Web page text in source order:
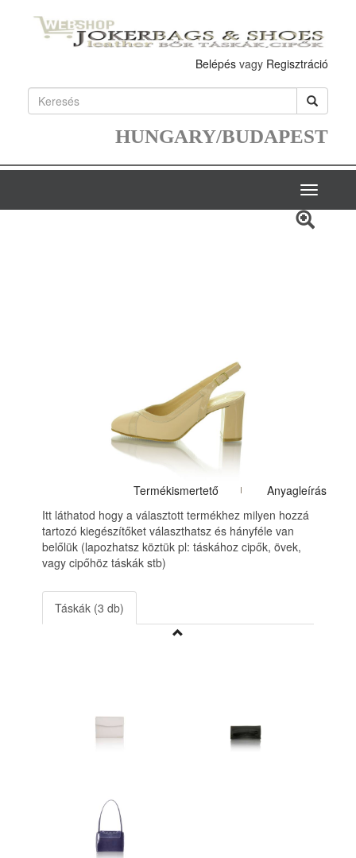
Belépés vagy Regisztráció
HUNGARY/BUDAPEST
Toggle
Termékismertető
Anyagleírás
Itt láthatod hogy a választott termékhez milyen hozzá
tartozó kiegészítőket választhatsz és hányféle van
belőlük (lapozhatsz köztük pl: táskához cipők, övek,
vagy cipőhöz táskák stb)
Táskák (3 db)